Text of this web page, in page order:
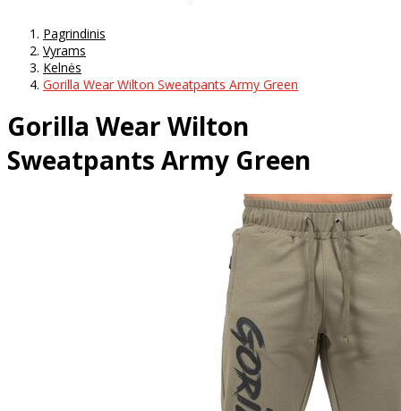
Pagrindinis
Vyrams
Kelnės
Gorilla Wear Wilton Sweatpants Army Green
Gorilla Wear Wilton
Sweatpants Army Green